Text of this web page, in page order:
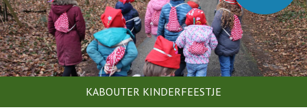
KABOUTER KINDERFEESTJE